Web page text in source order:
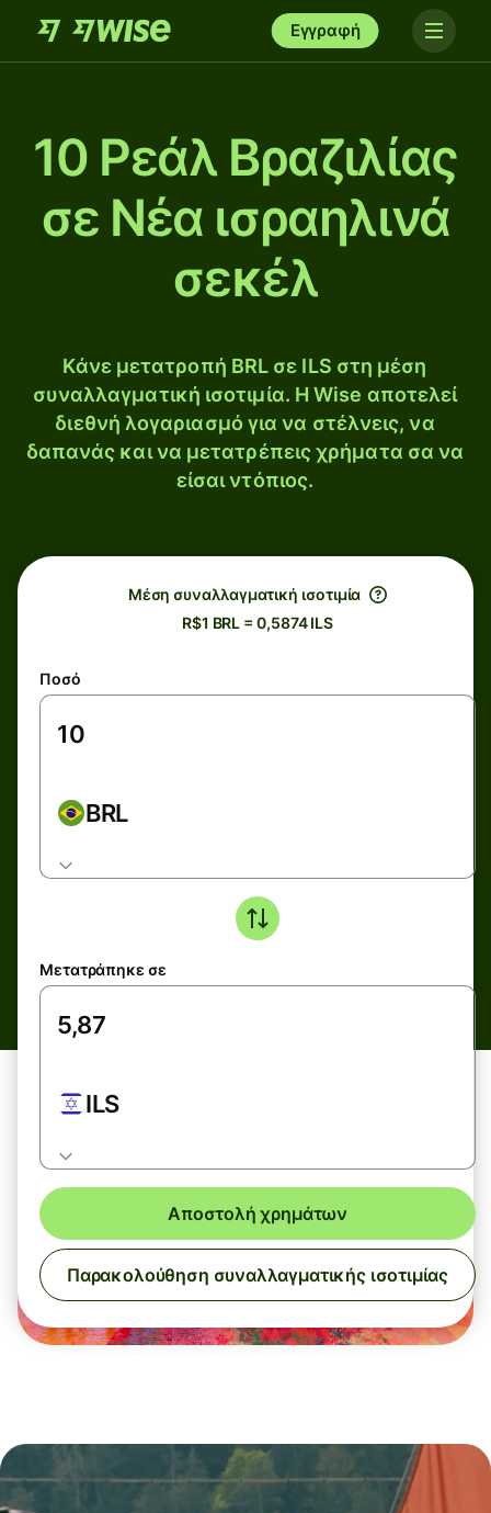
Εγγραφή
10 Ρεάλ Βραζιλίας
σε Νέα ισραηλινά
σεκέλ
Κάνε μετατροπή BRL σε ILS στη μέση
συναλλαγματική ισοτιμία. Η Wise αποτελεί
διεθνή λογαριασμό για να στέλνεις, να
δαπανάς και να μετατρέπεις χρήματα σα να
είσαι ντόπιος.
Μέση συναλλαγματική ισοτιμία
R$1 BRL = 0,5874 ILS
Ποσό
BRL
Μετατράπηκε σε
ILS
Αποστολή χρημάτων
Παρακολούθηση συναλλαγματικής ισοτιμίας